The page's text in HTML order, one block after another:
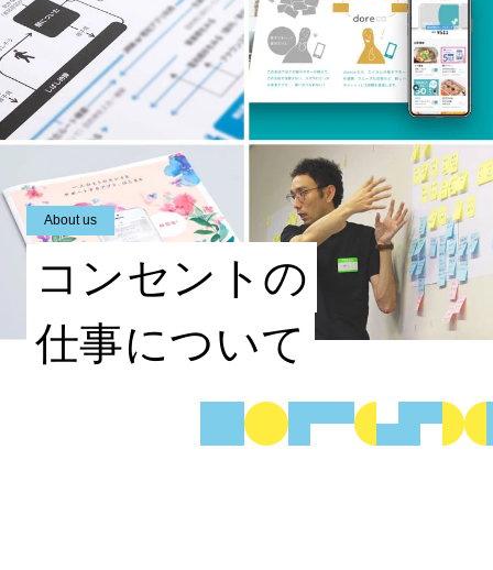
About us
コンセントの
仕事について